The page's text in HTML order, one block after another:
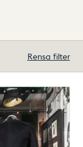
Rensa filter